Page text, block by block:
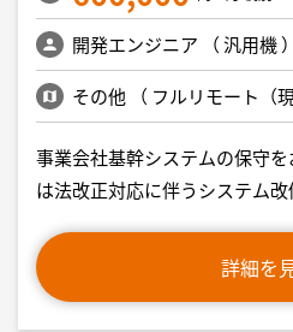
開発エンジニア （汎用機）
その他 （ フルリモート（
事業会社基幹システムの保守
は法改正対応に伴うシステム改
詳細を